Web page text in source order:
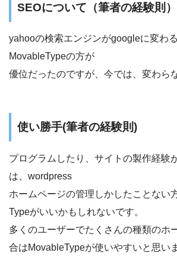
SEOについて（筆者の経験則）
yahooの検索エンジンがgoogleに変わる
MovableTypeの方が
優位だったのですが、今では、変わら
使い勝手(筆者の経験則)
プログラムしたり、サイトの製作経験
は、wordpress
ホームページの管理しかしたことない
Typeがいいかもしれないです。
多くのユーザーでたくさんの種類のホ
合はMovableTypeが使いやすいと思い